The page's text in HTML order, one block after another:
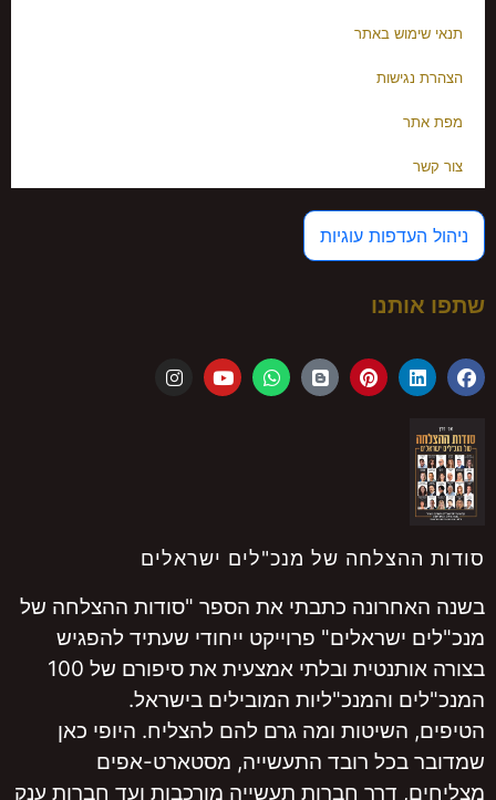
תנאי שימוש באתר
הצהרת נגישות
מפת אתר
צור קשר
ניהול העדפות עוגיות
שתפו אותנו
סודות ההצלחה של מנכ"לים ישראלים
בשנה האחרונה כתבתי את הספר "סודות ההצלחה של
מנכ"לים ישראלים" פרוייקט ייחודי שעתיד להפגיש
בצורה אותנטית ובלתי אמצעית את סיפורם של 100
המנכ"לים והמנכ"ליות המובילים בישראל.
הטיפים, השיטות ומה גרם להם להצליח. היופי כאן
שמדובר בכל רובד התעשייה, מסטארט-אפים
מצליחים, דרך חברות תעשייה מורכבות ועד חברות ענק